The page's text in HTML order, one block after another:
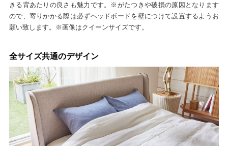
きる背あたりの良さも魅力です。※がたつきや破損の原因となります
ので、寄りかかる際は必ずヘッドボードを壁につけて設置するようお
願い致します。※画像はクイーンサイズです。
全サイズ共通のデザイン